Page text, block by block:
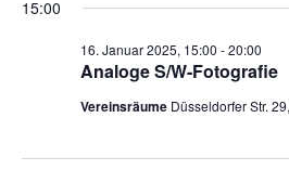
15:00
Analoge S/W-Fotografie
16. Januar 2025, 15:00 -20:00
Vereinsräume Düsseldorfer Str.